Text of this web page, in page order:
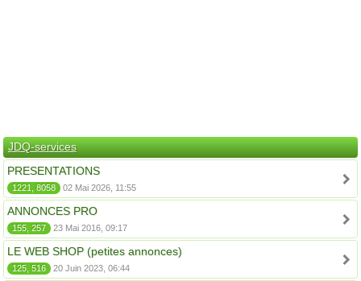
JDQ-services
PRESENTATIONS
1221, 8058 02 Mai 2026, 11:55
ANNONCES PRO
155, 257 23 Mai 2016, 09:17
LE WEB SHOP (petites annonces)
125, 516 20 Juin 2023, 06:44